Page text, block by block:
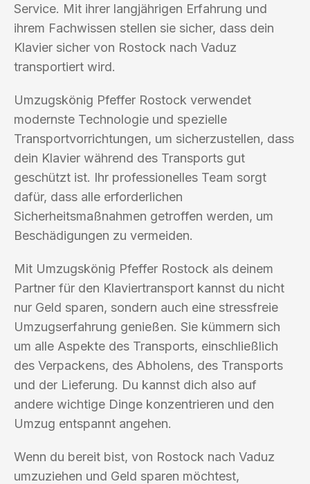
Service. Mit ihrer langjährigen Erfahrung und
ihrem Fachwissen stellen sie sicher, dass dein
Klavier sicher von Rostock nach Vaduz
transportiert wird.
Umzugskönig Pfeffer Rostock verwendet
modernste Technologie und spezielle
Transportvorrichtungen, um sicherzustellen, dass
dein Klavier während des Transports gut
geschützt ist. Ihr professionelles Team sorgt
dafür, dass alle erforderlichen
Sicherheitsmaßnahmen getroffen werden, um
Beschädigungen zu vermeiden.
Mit Umzugskönig Pfeffer Rostock als deinem
Partner für den Klaviertransport kannst du nicht
nur Geld sparen, sondern auch eine stressfreie
Umzugserfahrung genießen. Sie kümmern sich
um alle Aspekte des Transports, einschließlich
des Verpackens, des Abholens, des Transports
und der Lieferung. Du kannst dich also auf
andere wichtige Dinge konzentrieren und den
Umzug entspannt angehen.
Wenn du bereit bist, von Rostock nach Vaduz
umzuziehen und Geld sparen möchtest,